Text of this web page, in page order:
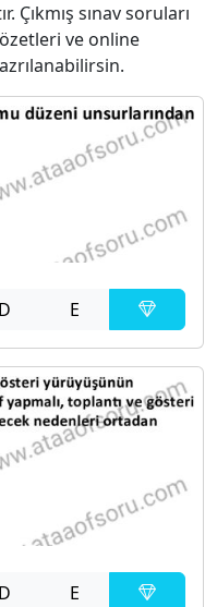
Çıkmış sınav soruları
ve online
D E
D E